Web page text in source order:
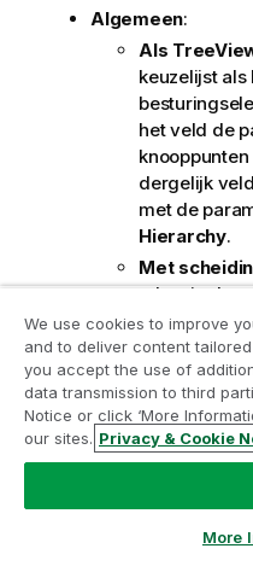
Algemeen:
Als
keuzelijst als
het veld de
dergelijk
met de
Hierarchy.
Met
teken in dat
als
gebruikt
Hier
Neem deel aan
Modernization
Moderniseer zonder uw
het spel te zetten met het
Program.
We use cookies to improve
and to deliver content tailored
you accept the use of
data transmission to third
Notice or click ‘More
our sites. Privacy & Cookie
More